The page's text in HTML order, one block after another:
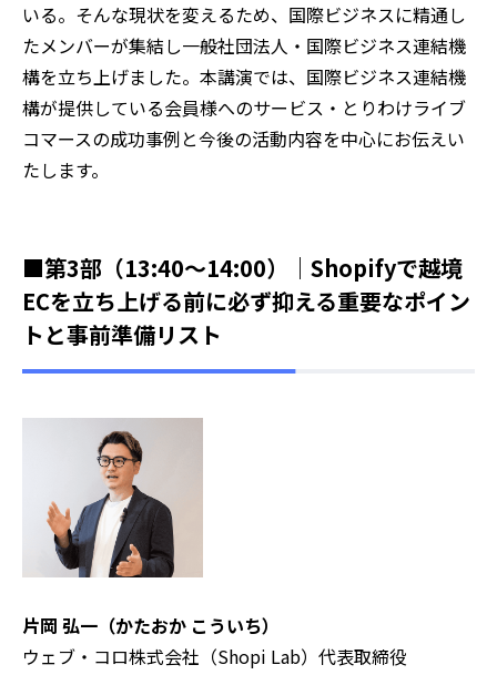
いる。そんな現状を変えるため、国際ビジネスに精通し
たメンバーが集結し一般社団法人・国際ビジネス連結機
構を立ち上げました。本講演では、国際ビジネス連結機
構が提供している会員様へのサービス・とりわけライブ
コマースの成功事例と今後の活動内容を中心にお伝えい
たします。
■第3部（13:40～14:00）｜Shopifyで越境
ECを立ち上げる前に必ず抑える重要なポイン
トと事前準備リスト
片岡 弘一（かたおか こういち）
ウェブ・コロ株式会社（Shopi Lab）代表取締役